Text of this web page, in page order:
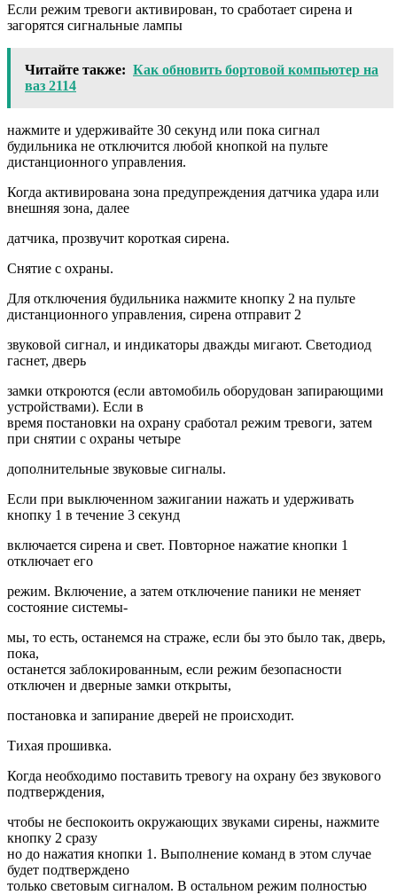
Если режим тревоги активирован, то сработает сирена и
загорятся сигнальные лампы
Читайте также: Как обновить бортовой компьютер на
ваз 2114
нажмите и удерживайте 30 секунд или пока сигнал
будильника не отключится любой кнопкой на пульте
дистанционного управления.
Когда активирована зона предупреждения датчика удара или
внешняя зона, далее
датчика, прозвучит короткая сирена.
Снятие с охраны.
Для отключения будильника нажмите кнопку 2 на пульте
дистанционного управления, сирена отправит 2
звуковой сигнал, и индикаторы дважды мигают. Светодиод
гаснет, дверь
замки откроются (если автомобиль оборудован запирающими
устройствами). Если в
время постановки на охрану сработал режим тревоги, затем
при снятии с охраны четыре
дополнительные звуковые сигналы.
Если при выключенном зажигании нажать и удерживать
кнопку 1 в течение 3 секунд
включается сирена и свет. Повторное нажатие кнопки 1
отключает его
режим. Включение, а затем отключение паники не меняет
состояние системы-
мы, то есть, останемся на страже, если бы это было так, дверь,
пока,
останется заблокированным, если режим безопасности
отключен и дверные замки открыты,
постановка и запирание дверей не происходит.
Тихая прошивка.
Когда необходимо поставить тревогу на охрану без звукового
подтверждения,
чтобы не беспокоить окружающих звуками сирены, нажмите
кнопку 2 сразу
но до нажатия кнопки 1. Выполнение команд в этом случае
будет подтверждено
только световым сигналом. В остальном режим полностью